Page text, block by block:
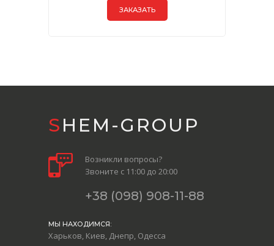
ЗАКАЗАТЬ
SHEM-GROUP
Возникли вопросы?
Звоните с 11:00 до 20:00
+38 (098) 908-11-88
МЫ НАХОДИМСЯ:
Харьков, Киев, Днепр, Одесса